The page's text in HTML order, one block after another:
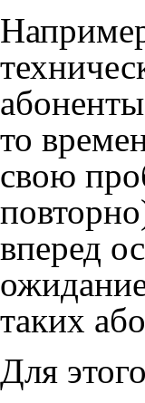
то
свою
вперед
таких
Для